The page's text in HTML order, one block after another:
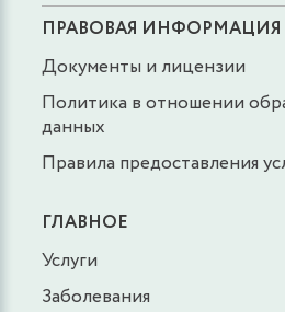
ПРАВОВАЯ ИНФОРМАЦИЯ
Документы и лицензии
Политика в отношении
данных
Правила предоставления
ГЛАВНОЕ
Услуги
Заболевания